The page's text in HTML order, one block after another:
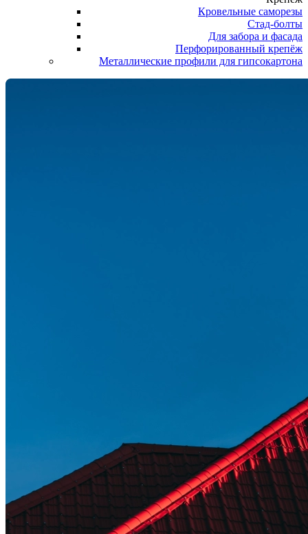
Кровельные саморезы
Стад-болты
Для забора и фасада
Перфорированный крепёж
Металлические профили для гипсокартона